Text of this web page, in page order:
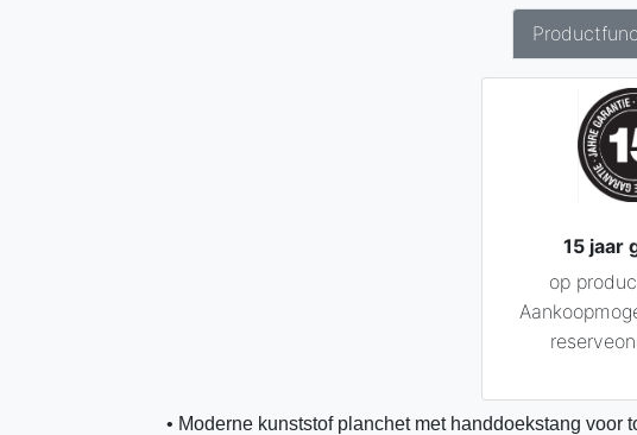
15 jaar
op
• Moderne kunststof planchet met handdoekstang voor